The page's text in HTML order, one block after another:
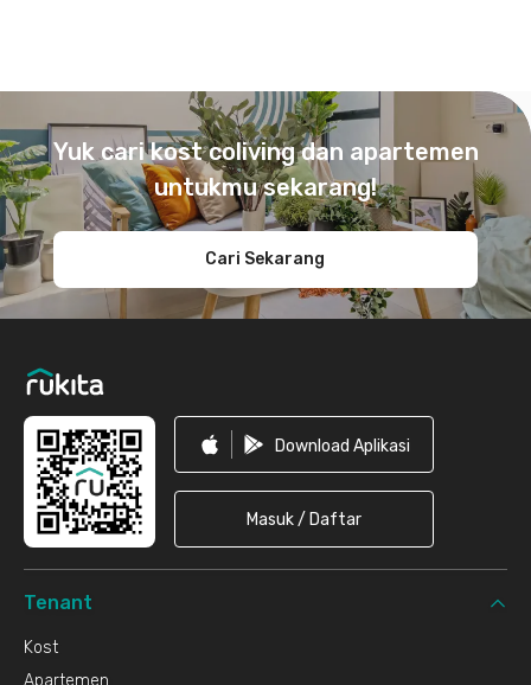
Yuk cari kost coliving dan apartemen
untukmu sekarang!
Cari Sekarang
Download Aplikasi
Masuk / Daftar
Tenant
Kost